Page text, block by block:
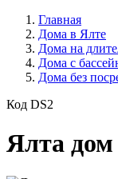
Главная
Дома в Ялте
Дома на
Дома с
Дома без
Код DS2
Ялта дом